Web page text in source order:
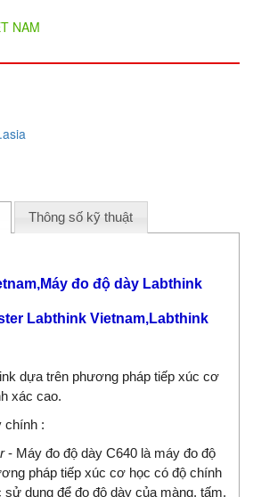
NAM
Thông số kỹ thuật
đo độ dày Labthink
Labthink Vietnam,Labthink
dựa trên phương pháp tiếp xúc cơ
xác cao.
chính :
- Máy đo độ dày C640 là máy đo độ
pháp tiếp xúc cơ học có độ chính
dụng để đo độ dày của màng, tấm,